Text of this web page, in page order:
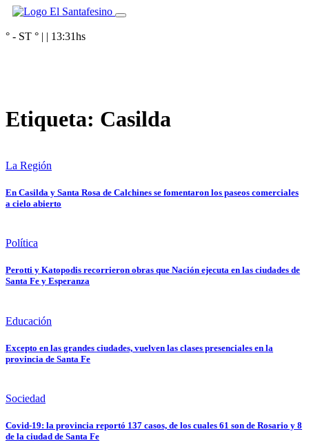
° - ST ° | | 13:31hs
Etiqueta: Casilda
La Región
En Casilda y Santa Rosa de Calchines se fomentaron los paseos comerciales
a cielo abierto
Política
Perotti y Katopodis recorrieron obras que Nación ejecuta en las ciudades de
Santa Fe y Esperanza
Educación
Excepto en las grandes ciudades, vuelven las clases presenciales en la
provincia de Santa Fe
Sociedad
Covid-19: la provincia reportó 137 casos, de los cuales 61 son de Rosario y 8
de la ciudad de Santa Fe